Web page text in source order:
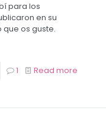
para los
en su
que os guste.
1 Read more